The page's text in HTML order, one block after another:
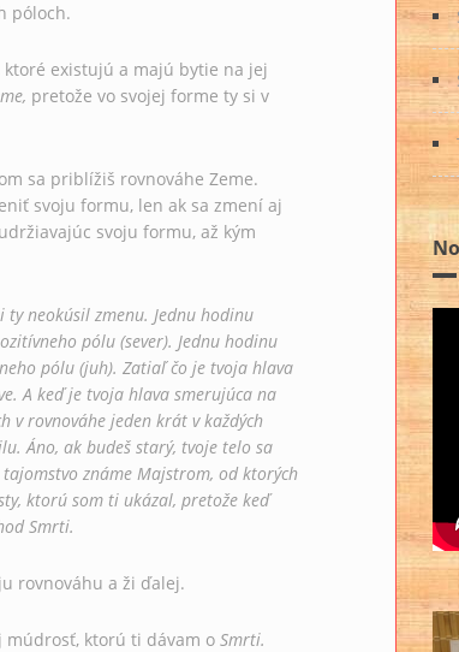
póloch.
ktoré existujú a majú bytie na jej
pretože vo svojej forme ty si v
sa priblížiš rovnováhe Zeme.
svoju formu, len ak sa zmení aj
svoju formu, až kým
ty neokúsil zmenu. Jednu hodinu
pólu (sever). Jednu hodinu
pólu (juh). Zatiaľ čo je tvoja hlava
A keď je tvoja hlava smerujúca na
v rovnováhe jeden krát v každých
Áno, ak budeš starý, tvoje telo sa
známe Majstrom, od ktorých
ktorú som ti ukázal, pretože keď
Smrti.
rovnováhu a ži ďalej.
múdrosť, ktorú ti dávam o Smrti.